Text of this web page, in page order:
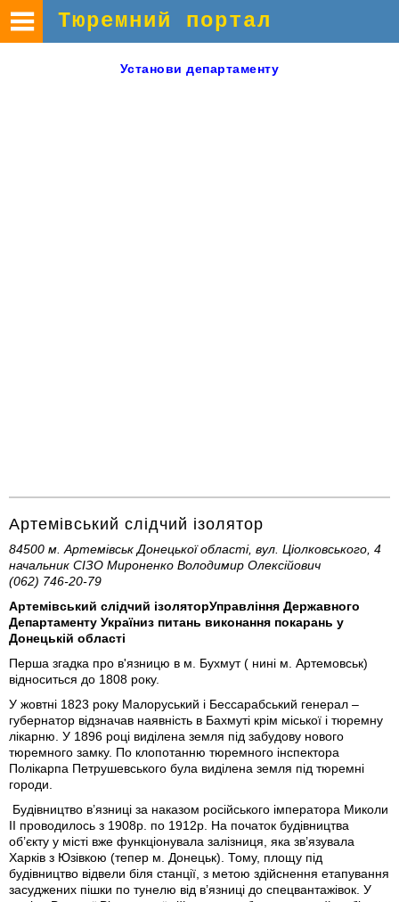
Тюремний портал
Установи департаменту
Артемівський слідчий ізолятор
84500 м. Артемівськ Донецької області, вул. Ціолковського, 4
начальник СІЗО Мироненко Володимир Олексійович
(062) 746-20-79
Артемівський слідчий ізоляторУправління Державного
Департаменту Україниз питань виконання покарань у
Донецькій області
Перша згадка про в'язницю в м. Бухмут ( нині м. Артемовськ)
відноситься до 1808 року.
У жовтні 1823 року Малоруський і Бессарабський генерал –
губернатор відзначав наявність в Бахмуті крім міської і тюремну
лікарню. У 1896 році виділена земля під забудову нового
тюремного замку. По клопотанню тюремного інспектора
Полікарпа Петрушевського була виділена земля під тюремні
городи.
Будівництво в’язниці за наказом російського імператора Миколи
ІІ проводилось з 1908р. по 1912р. На початок будівництва
об’єкту у місті вже функціонувала залізниця, яка зв’язувала
Харків з Юзівкою (тепер м. Донецьк). Тому, площу під
будівництво відвели біля станції, з метою здійснення етапування
засуджених пішки по тунелю від в’язниці до спецвантажівок. У